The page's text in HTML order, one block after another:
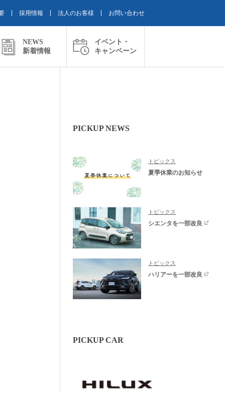
採用情報 法人のお客様 お問い合わせ
NEWS
新着情報
イベント・
キャンペーン
PICKUP NEWS
トピックス
夏季休業のお知らせ
トピックス
シエンタを一部改良
トピックス
ハリアーを一部改良
PICKUP CAR